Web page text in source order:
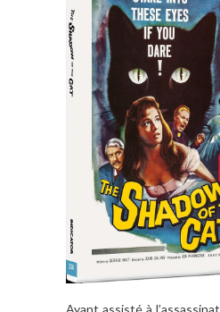
Ayant assisté à